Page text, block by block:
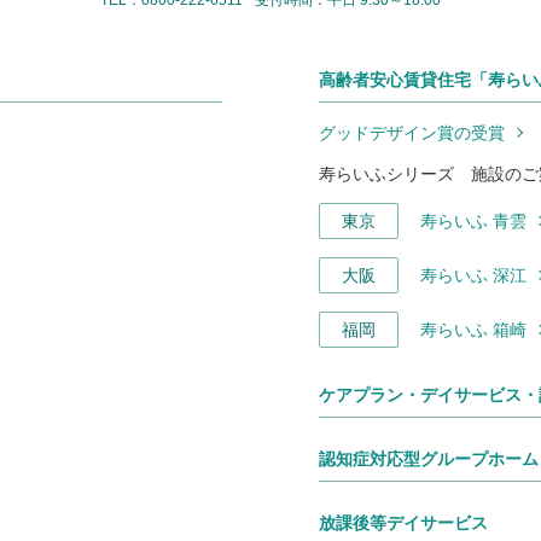
高齢者安心賃貸住宅「寿ら
グッドデザイン賞の受賞
寿らいふシリーズ 施設のご
東京 寿らいふ 青雲
大阪 寿らいふ 深江
福岡 寿らいふ 箱崎
ケアプラン・デイサービス
認知症対応型グループホーム
放課後等デイサービス